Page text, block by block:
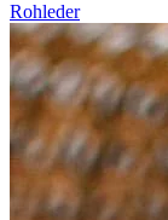
Rohleder